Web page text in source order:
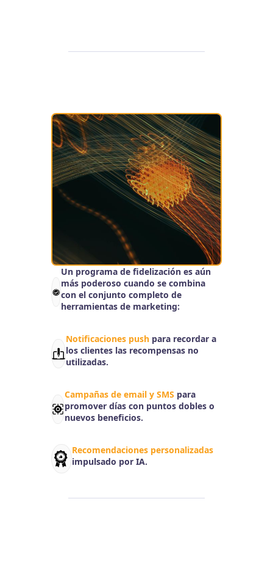
Un programa de fidelización es aún
más poderoso cuando se combina
con el conjunto completo de
herramientas de marketing:
Notificaciones push para recordar a
los clientes las recompensas no
utilizadas.
Campañas de email y SMS para
promover días con puntos dobles o
nuevos beneficios.
Recomendaciones personalizadas
impulsado por IA.